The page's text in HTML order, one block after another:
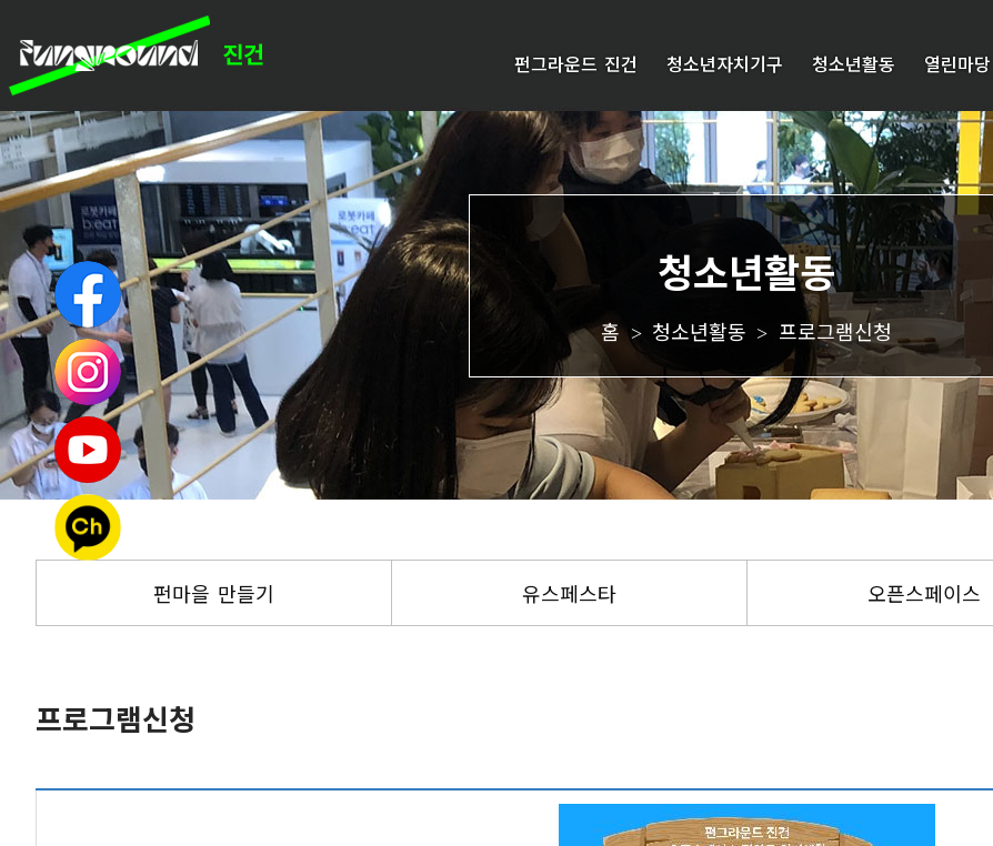
펀그라운드 진건
인사말
설립배경 및
연혁
비전과목표
시설안내
조직/연락처
CI소개
고객서비스헌장
오시는길
청소년자치기구
청소년자치
위원회
청소년활동
펀마
을
만들
기
유스
페스
타
오픈
스페
이스
프로
그램
신청
열린마당
공
지
사
항
행
사
내
보
도
자
료
FAQ
운
영
고객의
소리
인쇄하기
페이스북 공유
네이버 공유
펀마을 만들기 유스페스타 오픈스페이스
프로그램신청
홈 > 청소년활동 > 프로그램신청